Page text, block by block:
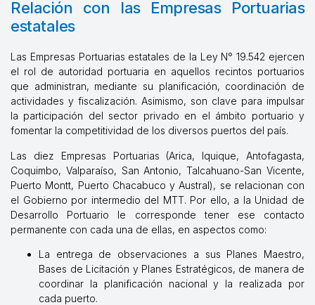
Relación con las Empresas Portuarias
estatales
Las Empresas Portuarias estatales de la Ley N° 19.542 ejercen
el rol de autoridad portuaria en aquellos recintos portuarios
que administran, mediante su planificación, coordinación de
actividades y fiscalización. Asimismo, son clave para impulsar
la participación del sector privado en el ámbito portuario y
fomentar la competitividad de los diversos puertos del país.
Las diez Empresas Portuarias (Arica, Iquique, Antofagasta,
Coquimbo, Valparaíso, San Antonio, Talcahuano-San Vicente,
Puerto Montt, Puerto Chacabuco y Austral), se relacionan con
el Gobierno por intermedio del MTT. Por ello, a la Unidad de
Desarrollo Portuario le corresponde tener ese contacto
permanente con cada una de ellas, en aspectos como:
La entrega de observaciones a sus Planes Maestro,
Bases de Licitación y Planes Estratégicos, de manera de
coordinar la planificación nacional y la realizada por
cada puerto.